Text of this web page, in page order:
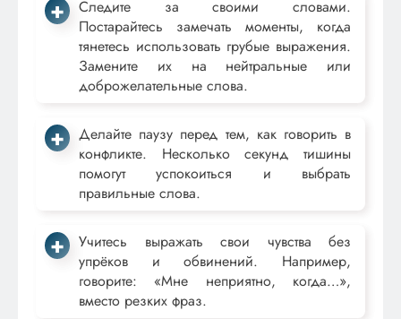
Следите за своими словами.
Постарайтесь замечать моменты, когда
тянетесь использовать грубые выражения.
Замените их на нейтральные или
доброжелательные слова.
Делайте паузу перед тем, как говорить в
конфликте. Несколько секунд тишины
помогут успокоиться и выбрать
правильные слова.
Учитесь выражать свои чувства без
упрёков и обвинений. Например,
говорите: «Мне неприятно, когда…»,
вместо резких фраз.